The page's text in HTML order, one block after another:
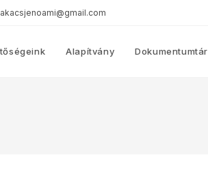
Alapítvány Dokumentumtár